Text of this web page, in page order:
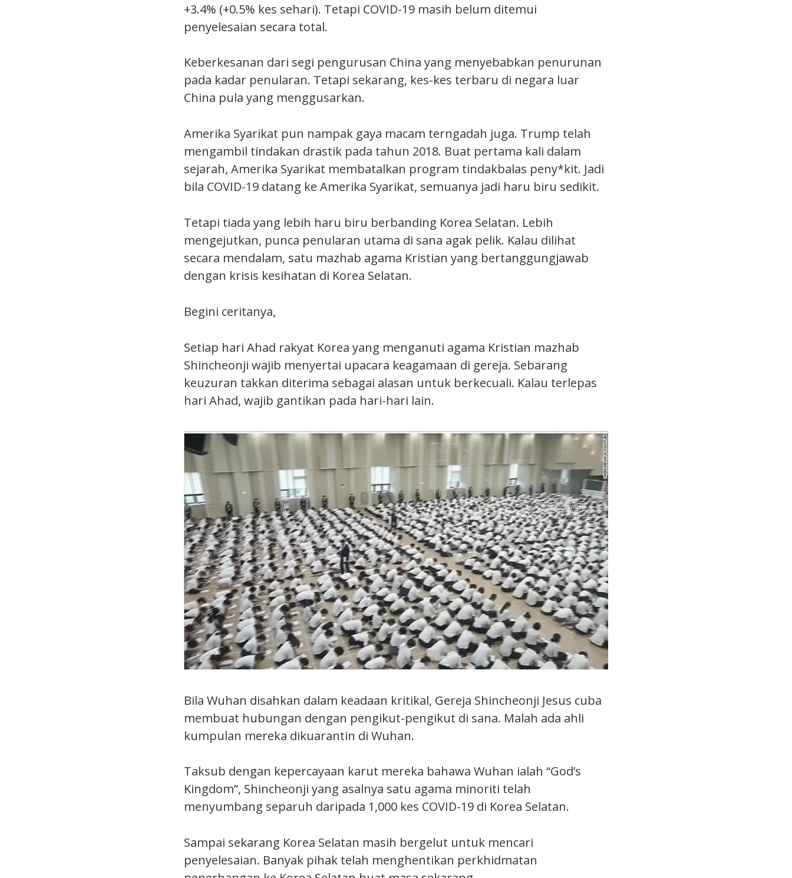
+3.4% (+0.5% kes sehari). Tetapi COVID-19 masih belum ditemui
penyelesaian secara total.
Keberkesanan dari segi pengurusan China yang menyebabkan penurunan
pada kadar penularan. Tetapi sekarang, kes-kes terbaru di negara luar
China pula yang menggusarkan.
Amerika Syarikat pun nampak gaya macam terngadah juga. Trump telah
mengambil tindakan drastik pada tahun 2018. Buat pertama kali dalam
sejarah, Amerika Syarikat membatalkan program tindakbalas peny*kit. Jadi
bila COVID-19 datang ke Amerika Syarikat, semuanya jadi haru biru sedikit.
Tetapi tiada yang lebih haru biru berbanding Korea Selatan. Lebih
mengejutkan, punca penularan utama di sana agak pelik. Kalau dilihat
secara mendalam, satu mazhab agama Kristian yang bertanggungjawab
dengan krisis kesihatan di Korea Selatan.
Begini ceritanya,
Setiap hari Ahad rakyat Korea yang menganuti agama Kristian mazhab
Shincheonji wajib menyertai upacara keagamaan di gereja. Sebarang
keuzuran takkan diterima sebagai alasan untuk berkecuali. Kalau terlepas
hari Ahad, wajib gantikan pada hari-hari lain.
Bila Wuhan disahkan dalam keadaan kritikal, Gereja Shincheonji Jesus cuba
membuat hubungan dengan pengikut-pengikut di sana. Malah ada ahli
kumpulan mereka dikuarantin di Wuhan.
Taksub dengan kepercayaan karut mereka bahawa Wuhan ialah “God’s
Kingdom”, Shincheonji yang asalnya satu agama minoriti telah
menyumbang separuh daripada 1,000 kes COVID-19 di Korea Selatan.
Sampai sekarang Korea Selatan masih bergelut untuk mencari
penyelesaian. Banyak pihak telah menghentikan perkhidmatan